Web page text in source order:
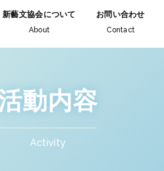
新藝文協会について
About
お問い合わせ
Contact
動内容
Activity